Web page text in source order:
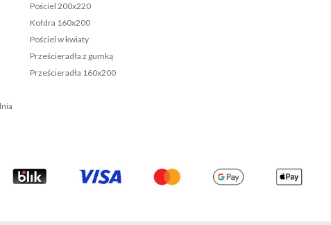
Pościel 200x220
Kołdra 160x200
Pościel w kwiaty
Prześcieradła z gumką
Prześcieradła 160x200